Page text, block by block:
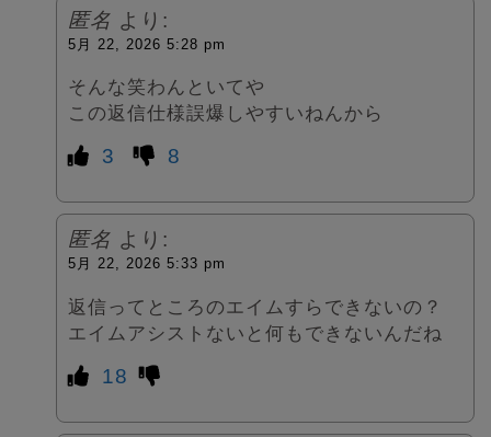
匿名 より:
5月 22, 2026 5:28 pm
そんな笑わんといてや
この返信仕様誤爆しやすいねんから
3 8
匿名 より:
5月 22, 2026 5:33 pm
返信ってところのエイムすらできないの？
エイムアシストないと何もできないんだね
18